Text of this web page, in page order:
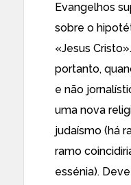
Evangelhos
sobre o
«Jesus
portanto,
e não
uma nova
judaísmo (há
ramo
essénia).